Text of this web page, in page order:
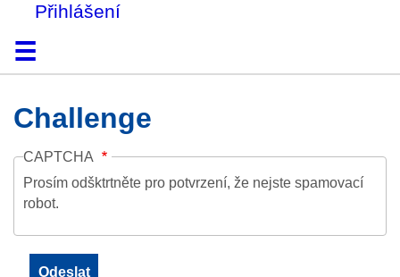
Přihlášení
DomůKolekce
Prohlížení
Vyhledávání
O platformě
Nápověda
KontaktDigitalia
Challenge
CAPTCHA
Prosím odšktrtněte pro potvrzení, že nejste spamovací
robot.